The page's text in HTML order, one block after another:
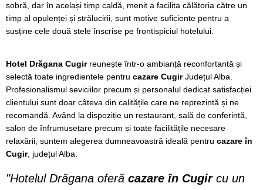
sobră, dar în același timp caldă, menit a facilita călătoria către un
timp al opulenței și strălucirii, sunt motive suficiente pentru a
susține cele două stele înscrise pe frontispiciul hotelului.
Hotel Drăgana Cugirreunește într-o ambianță reconfortantă și
selectă toate ingredientele pentru cazare CugirJudețul Alba.
Profesionalismul seviciilor precum și personalul dedicat satisfacției
clientului sunt doar câteva din calitățile care ne reprezintă și ne
recomandă. Având la dispoziție un restaurant, sală de conferintă,
salon de înfrumusețare precum și toate facilitățile necesare
relaxării, suntem alegerea dumneavoastră ideală pentru cazare în
Cugir, județul Alba.
"Hotelul Drăgana oferă cazare în Cugircu un